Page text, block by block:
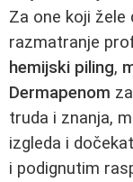
Za one koji žele
razmatranje
hemijski piling,
Dermapenom
truda i znanja,
izgleda i
i podignutim